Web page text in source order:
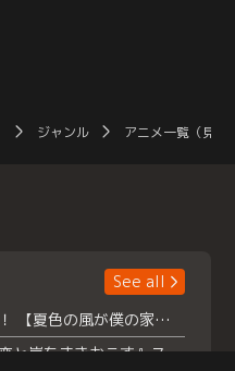
ジャンル アニメ一覧（見放
See all
浮所飛貴主演！ 【夏色の風が僕の家にやってきた】 本日よりテラサで独占配信スタート！
『夏色の雲が恋と嵐をまきおこす』スペシャルメイキング 【Part1】2026年７月18日（土）23時30分～配信スタート！話題のシーンの裏側を大公開！豪華キャスト大集合！ 『武宮家 真夏の家族会議』開催！